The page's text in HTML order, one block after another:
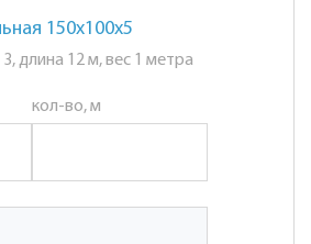
150х100х5
3, длина 12 м, вес 1 метра
кол-во, м